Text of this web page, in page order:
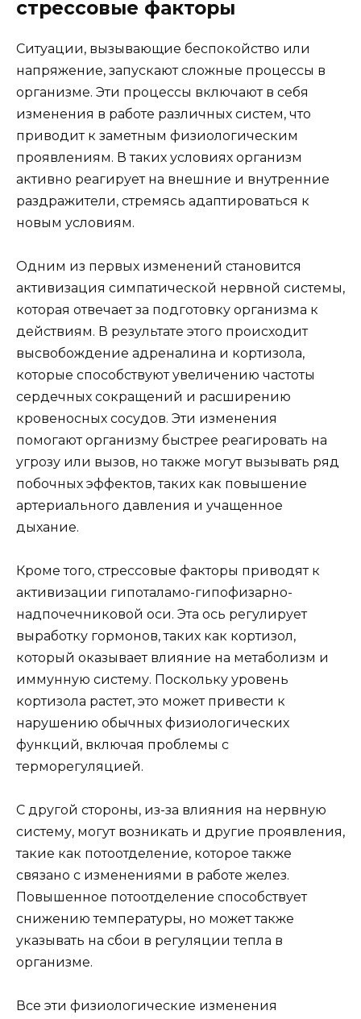
стрессовые факторы
Ситуации, вызывающие беспокойство или
напряжение, запускают сложные процессы в
организме. Эти процессы включают в себя
изменения в работе различных систем, что
приводит к заметным физиологическим
проявлениям. В таких условиях организм
активно реагирует на внешние и внутренние
раздражители, стремясь адаптироваться к
новым условиям.
Одним из первых изменений становится
активизация симпатической нервной системы,
которая отвечает за подготовку организма к
действиям. В результате этого происходит
высвобождение адреналина и кортизола,
которые способствуют увеличению частоты
сердечных сокращений и расширению
кровеносных сосудов. Эти изменения
помогают организму быстрее реагировать на
угрозу или вызов, но также могут вызывать ряд
побочных эффектов, таких как повышение
артериального давления и учащенное
дыхание.
Кроме того, стрессовые факторы приводят к
активизации гипоталамо-гипофизарно-
надпочечниковой оси. Эта ось регулирует
выработку гормонов, таких как кортизол,
который оказывает влияние на метаболизм и
иммунную систему. Поскольку уровень
кортизола растет, это может привести к
нарушению обычных физиологических
функций, включая проблемы с
терморегуляцией.
С другой стороны, из-за влияния на нервную
систему, могут возникать и другие проявления,
такие как потоотделение, которое также
связано с изменениями в работе желез.
Повышенное потоотделение способствует
снижению температуры, но может также
указывать на сбои в регуляции тепла в
организме.
Все эти физиологические изменения